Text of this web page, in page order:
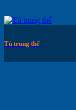
Tủ trung thế